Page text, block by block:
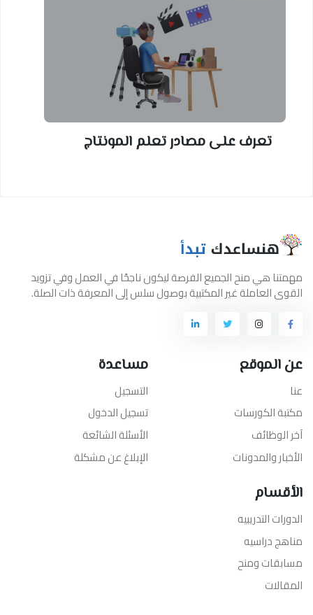
تعرف على مصادر تعلم المونتاج
مهمتنا هي منح الجميع الفرصة ليكون ناجحًا في العمل وفي تزويد
القوى العاملة غير المكتبية بوصول سلس إلى المعرفة ذات الصلة.
عن الموقع
عنا
مكتبة الكورسات
آخر الوظائف
الأخبار والمدونات
مساعدة
التسجيل
تسجيل الدخول
الأسئلة الشائعة
الإبلاغ عن مشكلة
الأقسام
الدورات التدريبيه
مناهج دراسيه
مسابقات ومنح
المقالات